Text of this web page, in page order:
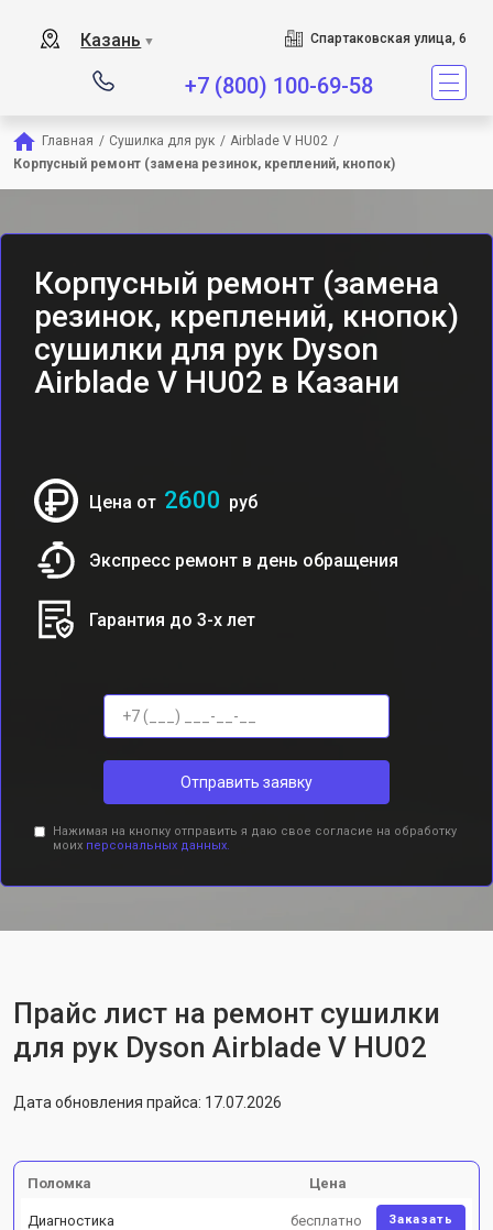
Казань ▼ Спартаковская улица, 6
+7 (800) 100-69-58
Главная / Сушилка для рук / Airblade V HU02 /
Корпусный ремонт (замена резинок, креплений, кнопок)
Корпусный ремонт (замена
резинок, креплений, кнопок)
сушилки для рук Dyson
Airblade V HU02 в Казани
Цена от 2600 руб
Экспресс ремонт в день обращения
Гарантия до 3-х лет
Отправить заявку
Нажимая на кнопку отправить я даю свое согласие на обработку
моих персональных данных.
Прайс лист на ремонт сушилки
для рук Dyson Airblade V HU02
Дата обновления прайса: 17.07.2026
Поломка Цена
Диагностика бесплатно Заказать